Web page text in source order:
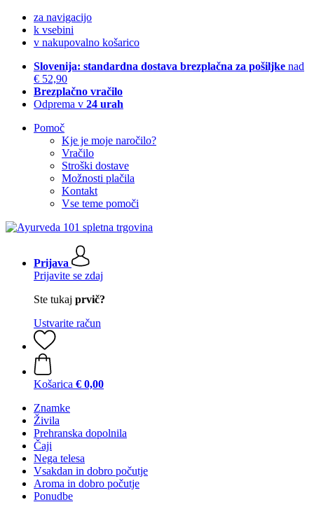
za navigacijo
k vsebini
v nakupovalno košarico
Slovenija: standardna dostava brezplačna za pošiljke nad
€ 52,90
Brezplačno vračilo
Odprema v 24 urah
Pomoč
Kje je moje naročilo?
Vračilo
Stroški dostave
Možnosti plačila
Kontakt
Vse teme pomoči
Prijava
Prijavite se zdaj
Ste tukaj prvič?
Ustvarite račun
Košarica € 0,00
Znamke
Živila
Prehranska dopolnila
Čaji
Nega telesa
Vsakdan in dobro počutje
Aroma in dobro počutje
Ponudbe